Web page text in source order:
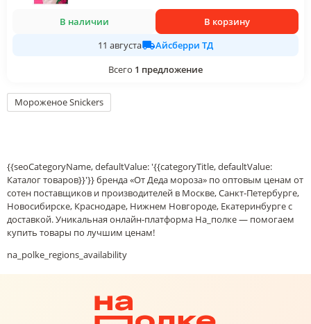
В наличии
В корзину
11 августа
Айсберри ТД
Всего 1 предложение
Мороженое Snickers
{{seoCategoryName, defaultValue: '{{categoryTitle, defaultValue:
Каталог товаров}}'}} бренда «От Деда мороза» по оптовым ценам от
сотен поставщиков и производителей в Москве, Санкт-Петербурге,
Новосибирске, Краснодаре, Нижнем Новгороде, Екатеринбурге с
доставкой. Уникальная онлайн-платформа На_полке — помогаем
купить товары по лучшим ценам!
na_polke_regions_availability